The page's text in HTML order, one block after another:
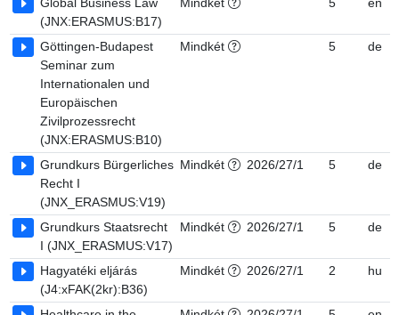
(JNX:ERASMUS:B17)
Göttingen-Budapest
Seminar zum
Internationalen und
Europäischen
Zivilprozessrecht
(JNX:ERASMUS:B10)
Mindkét 5 de
Grundkurs Bürgerliches
Recht I
(JNX_ERASMUS:V19)
Mindkét 2026/27/1 5 de
Grundkurs Staatsrecht
I (JNX_ERASMUS:V17)
Mindkét 2026/27/1 5 de
Hagyatéki eljárás
(J4:xFAK(2kr):B36)
Mindkét 2026/27/1 2 hu